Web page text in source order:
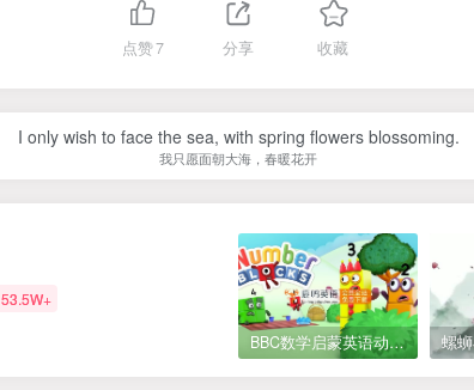
点赞7 分享 收藏
I only wish to face the sea, with spring flowers blossoming.
我只愿面朝大海，春暖花开
53.5W+
BBC数学启蒙英语动画Numberblocks数字积木，全七季共161集，1080P高清视频带英文字幕